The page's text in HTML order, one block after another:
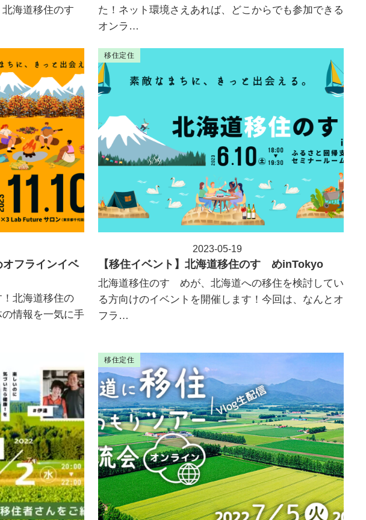
海道移住のすゝ
た！ネット環境さえあれば、どこからでも参加できる
オンラ…
オフラインイベ
北海道移住の
情報を一気に手
移住定住
【移住イベント】北海道移住のすゝめinTokyo
北海道移住のすゝめが、北海道への移住を検討してい
る方向けのイベントを開催します！今回は、なんとオ
フラ…
投稿日
2023-05-19
移住定住